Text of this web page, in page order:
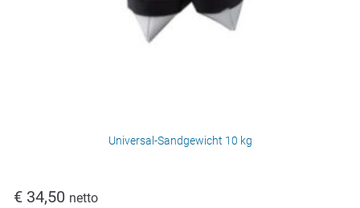
Universal-Sandgewicht 10 kg
€ 34,50 netto